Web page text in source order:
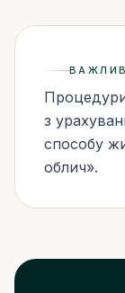
Процедури
з
способу
облич».